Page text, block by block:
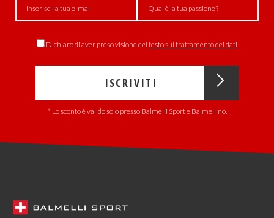
Dichiaro di aver preso visione del testo sul trattamento dei dati
ISCRIVITI
* Lo sconto è valido solo presso Balmelli Sport e Balmellino.